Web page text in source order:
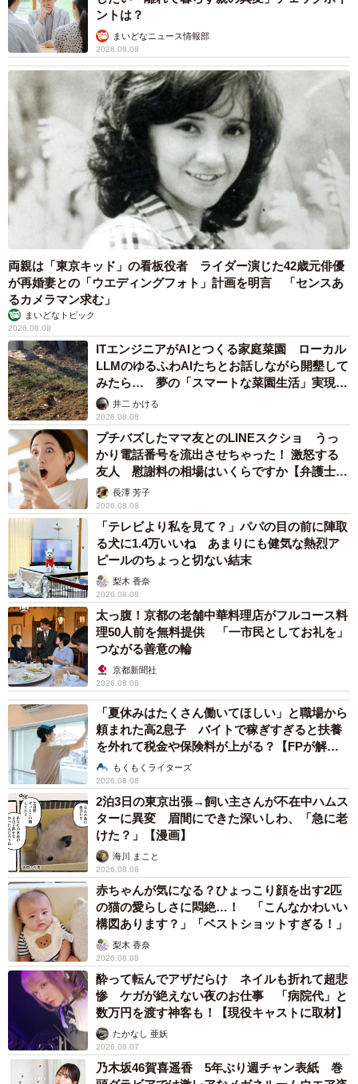
赤ちゃんが気になる？ひょっこり顔を出す2匹
の猫の愛らしさに悶絶…！ 「こんなかわいい
構図あります？」「ベストショットすぎる！」
梨木 香奈
2026.08.08
酔って転んでアザだらけ ネイルも折れて超悲
惨 ケガが絶えない夜のお仕事 「病院代」と
数万円を渡す神客も！【現役キャストに取材】
たかなし 亜妖
2026.08.07
乃木坂46賀喜遥香 5年ぶり週チャン表紙 巻
頭グラビアでは激レアなメガネルームウエア姿
まいどなニュースエンタメ部
3児の母 43歳女優の肩見せコーデでファンざわざわ 「色っ
ぽすぎて思わず二度見」「むっかしからずっと可愛い」
まいどなトピック
2026.08.07
あのちゃん、雨の日のショーパン姿に「雨が似
合う」「脚めっちゃきれい！」「水も滴る良い
アーティスト」 幻想的な近影が話題
まいどなメディア
2026.08.07
【漫画】周囲の目を気にせず遊べる！洗濯物も
干せる！最近人気の戸建ての「中庭」 ところ
が…実際住んでみて分かった後悔ポイント
中瀬 えみ
2026.08.07
難聴のお姉ちゃんに5歳の妹が手話通訳 互い
に支え合う家族の日常に反響「妹ちゃん、頼も
しい」「かわいい通訳さん」
五ヶ瀬 あお
2026.08.07
ラストライブ控えるT-BOLAN森友嵐士 にし
たん社長がTikTok内で独占インタビュー
まいどなニュース
2026.08.07
「男の子のママっぽいよね」ってどういう意
味？ 女系家族で育った母 いつもスカートと
ワンピースしか着ないし、ヒールも好き どの
へんが…
山岡 もと子
2026.08.07
猫用の爪研ぎおもちゃを買ったら…「これで合
ってますか？」予想外の使い方が大反響
「100点満点」「かわいいからよし！」
梨木 香奈
2026.08.07